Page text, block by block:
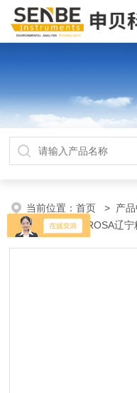
当前位置：首页 > 产
统
> Charm ROSA辽宁